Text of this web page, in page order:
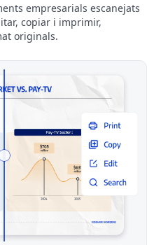
empresarials escanejats
copiar i imprimir,
originals.